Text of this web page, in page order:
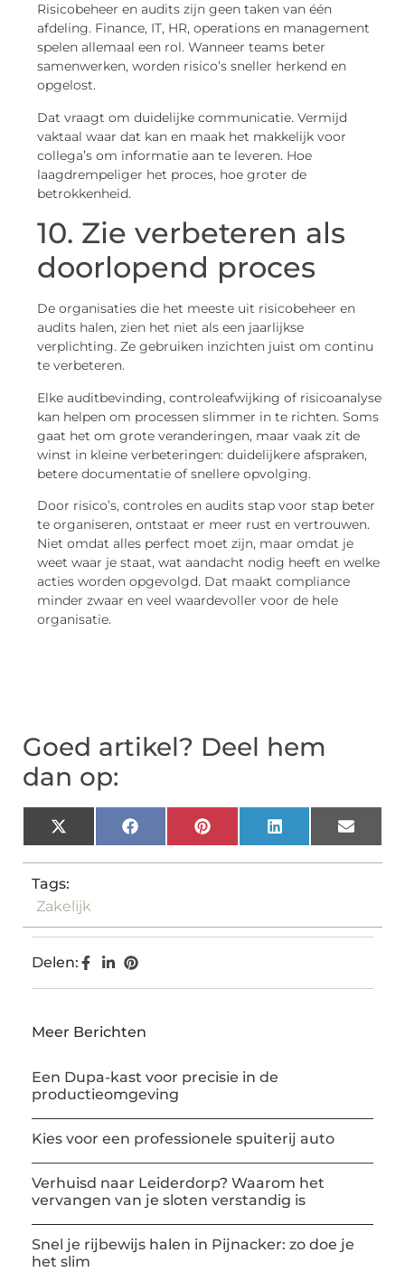
Risicobeheer en audits zijn geen taken van één
afdeling. Finance, IT, HR, operations en management
spelen allemaal een rol. Wanneer teams beter
samenwerken, worden risico’s sneller herkend en
opgelost.
Dat vraagt om duidelijke communicatie. Vermijd
vaktaal waar dat kan en maak het makkelijk voor
collega’s om informatie aan te leveren. Hoe
laagdrempeliger het proces, hoe groter de
betrokkenheid.
10. Zie verbeteren als
doorlopend proces
De organisaties die het meeste uit risicobeheer en
audits halen, zien het niet als een jaarlijkse
verplichting. Ze gebruiken inzichten juist om continu
te verbeteren.
Elke auditbevinding, controleafwijking of risicoanalyse
kan helpen om processen slimmer in te richten. Soms
gaat het om grote veranderingen, maar vaak zit de
winst in kleine verbeteringen: duidelijkere afspraken,
betere documentatie of snellere opvolging.
Door risico’s, controles en audits stap voor stap beter
te organiseren, ontstaat er meer rust en vertrouwen.
Niet omdat alles perfect moet zijn, maar omdat je
weet waar je staat, wat aandacht nodig heeft en welke
acties worden opgevolgd. Dat maakt compliance
minder zwaar en veel waardevoller voor de hele
organisatie.
Goed artikel? Deel hem
dan op:
X
(Twitter)
FacebookPinterestLinkedIn Email
Tags:
Zakelijk
Delen:
Meer Berichten
Een Dupa-kast voor precisie in de
productieomgeving
Kies voor een professionele spuiterij auto
Verhuisd naar Leiderdorp? Waarom het
vervangen van je sloten verstandig is
Snel je rijbewijs halen in Pijnacker: zo doe je
het slim